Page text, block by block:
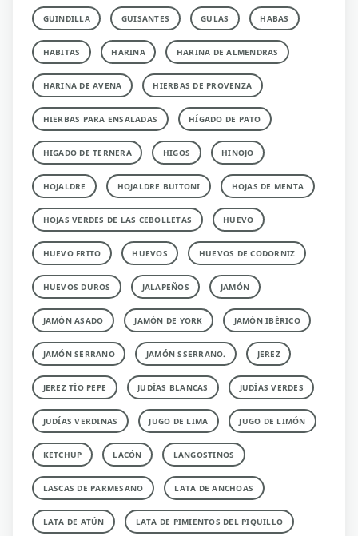
GUINDILLA GUISANTES GULAS HABAS
HABITAS HARINA HARINA DE ALMENDRAS
HARINA DE AVENA HIERBAS DE PROVENZA
HIERBAS PARA ENSALADAS HÍGADO DE PATO
HIGADO DE TERNERA HIGOS HINOJO
HOJALDRE HOJALDRE BUITONI HOJAS DE MENTA
HOJAS VERDES DE LAS CEBOLLETAS HUEVO
HUEVO FRITO HUEVOS HUEVOS DE CODORNIZ
HUEVOS DUROS JALAPEÑOS JAMÓN
JAMÓN ASADO JAMÓN DE YORK JAMÓN IBÉRICO
JAMÓN SERRANO JAMÓN SSERRANO. JEREZ
JEREZ TÍO PEPE JUDÍAS BLANCAS JUDÍAS VERDES
JUDÍAS VERDINAS JUGO DE LIMA JUGO DE LIMÓN
KETCHUP LACÓN LANGOSTINOS
LASCAS DE PARMESANO LATA DE ANCHOAS
LATA DE ATÚN LATA DE PIMIENTOS DEL PIQUILLO